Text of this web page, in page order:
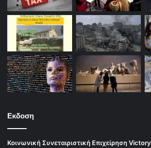
Εκδοση
Κοινωνική Συνεταιριστική Επιχείρηση Victory